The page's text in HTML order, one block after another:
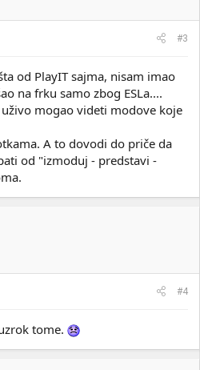
#3
od PlayIT sajma, nisam imao
na frku samo zbog ESLa....
mogao videti modove koje
A to dovodi do priče da
od "izmoduj - predstavi -
#4
tome.